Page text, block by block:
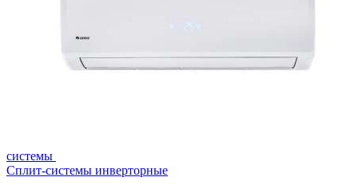
системы
Сплит-системы инверторные